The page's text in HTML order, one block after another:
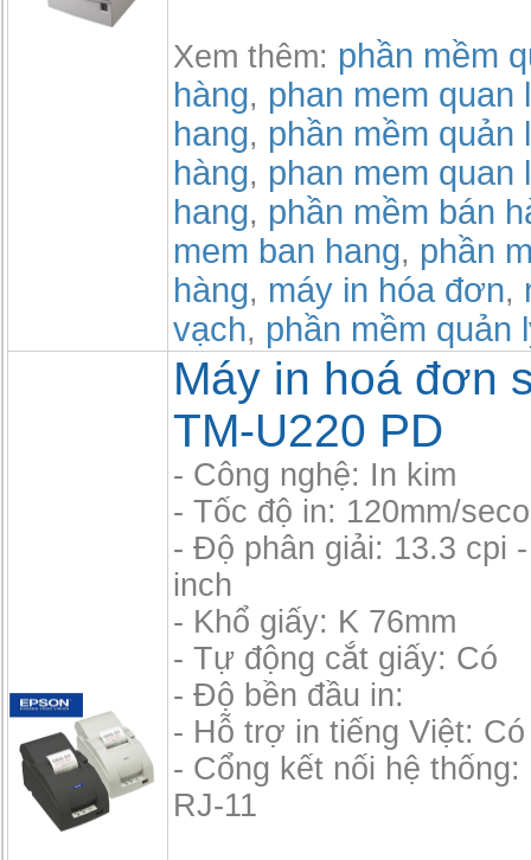
Xem thêm: phần mềm
hàng, phan mem quan
hang, phần mềm quản
hàng, phan mem quan
hang, phần mềm bán
mem ban hang, phần
hàng, máy in hóa đơn,
vạch, phần mềm quản
Máy in hoá đơn
TM-U220 PD
- Công nghệ: In kim
- Tốc độ in: 120mm/
- Độ phân giải: 13.3 cpi
inch
- Khổ giấy: K 76mm
- Tự động cắt giấy: Có
- Độ bền đầu in:
- Hỗ trợ in tiếng Việt: Có
- Cổng kết nối hệ thống:
RJ-11